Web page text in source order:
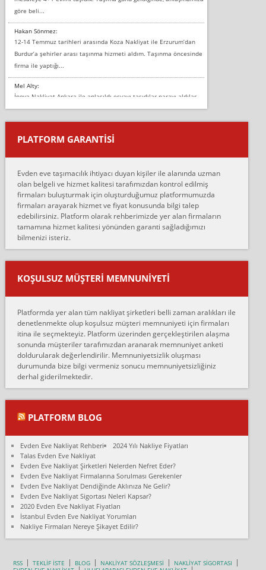
göre beli...
Hakan Sönmez:
12-14 Temmuz tarihleri arasında Koza Nakliyat ile Erzurum’dan
Burdur’a şehirler arası taşınma hizmeti aldım. Taşınma öncesinde
firma ile yaptığı...
Mel Alty:
İnova Nakliyat Ankara ile anlaşıldı eşyayı taşıdılar parayı aldılar.
Salon duvarına bir baktım birisi boydan alüminyum renkli bantı
yapıştırm...
Murat:
çalıştıklarını, müş...
Ahmet:
Lüleburgaz güngünes evden eve naklyat eşyalarımı taşımak için
anlaştık sabah eve geldiklerinde de eşyalarımı düzgün şekilde
sarcaz demelerine r...
mehmet güldü:
Ankara ALİCANLAR NAKLİYAT Tutarsız ve ticari ahlak problemleri
var verdikleri fiyat teklifini arttırdılar. Sonrasında taşıma gününde
oldukça tutarsı...
Ankara Alicanlar naklyat tel 5465524025. 2600 TL'ye ankaradan
Konya ya Alicanlar naklyat la anlaştık bu şahıs evin taşınacağı gün
fiyatın mazoto gele...
Fatih kokmese:
Diyarbakır dan eşyamı getirtmek için anlaştım sözleşme yaptım.
Son anda fiyat artırdılar.. mecburiyetten tasittim.. bu kişiler ağrılı
Ali:
olduk. Asansörlü dediler sonra uraya asansör kurulmaz dediler
fark istediler. ortada asa...
Nimet:
Ben 2021 Ağustos ilk haftası Evimi taşıdım yani İstanbul'un bir
Mahallesi'nden bir başka Mahallesi'ne yani Ümraniye bölgesinde
oturuyorum önceleri ara...
Nimet Köse:
Merhaba ben 2021 Ağustos ilk haftası evimi Ümraniye'den Çok
Hancıoğlu naklyatla taşındım...
PLATFORM GARANTİSİ
Evden eve taşımacılık ihtiyacı duyan kişiler ile alanında uzman
olan belgeli ve hizmet kalitesi tarafımızdan kontrol edilmiş
firmaları buluşturmak için oluşturduğumuz platformumuzda
firmaları arayarak hizmet ve fiyat konusunda bilgi talep
edebilirsiniz. Platform olarak rehberimizde yer alan firmaların
tamamına hizmet kalitesi yönünden garanti sağladığımızı
bilmenizi isteriz.
KOŞULSUZ MÜŞTERI MEMNUNIYETI
Platformda yer alan tüm nakliyat şirketleri belli zaman aralıkları ile
denetlenmekte olup koşulsuz müşteri memnuniyeti için firmaları
itina ile seçmekteyiz. Platform üzerinden gerçekleştirilen alaşma
sonunda müşteriler tarafımızdan aranarak memnuniyet anketi
doldurularak değerlendirilir. Memnuniyetsizlik oluşması
durumunda bize bilgi vermeniz sonucu memnuniyetsizliğiniz
derhal giderilmektedir.
PLATFORM BLOG
Evden Eve Nakliyat Rehberi
2024 Yılı Nakliye Fiyatları
Talas Evden Eve Nakliyat
Evden Eve Nakliyat Şirketleri Nelerden Nefret Eder?
Evden Eve Nakliyat Firmalarına Sorulması Gerekenler
Evden Eve Nakliyat Dendiğinde Aklınıza Ne Gelir?
Evden Eve Nakliyat Sigortası Neleri Kapsar?
2020 Evden Eve Nakliyat Fiyatları
İstanbul Evden Eve Nakliyat Yorumları
Nakliye Firmaları Nereye Şikayet Edilir?
RSS TEKLİF İSTE BLOG NAKLİYAT SÖZLEŞMESİ
NAKLİYAT SİGORTASI